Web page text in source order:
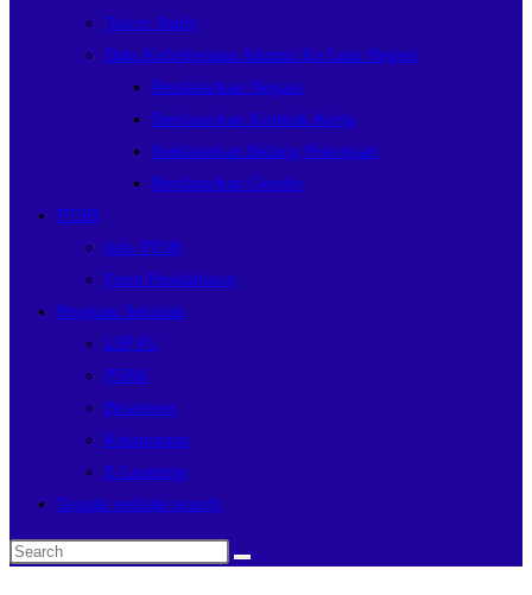
Tracer Study
Data Kebekerjaan Alumni Ke Luar Negeri
Berdasarkan Negara
Berdasarkan Kontrak Kerja
berdasarkan Bidang Pekerjaan
Berdasarkan Gender
PTSB
Info PTSB
Form Pendaftaran
Program Sekolah
LSP P1
P5BK
Pesantren
Ketarunaan
E-Learning
Toggle website search